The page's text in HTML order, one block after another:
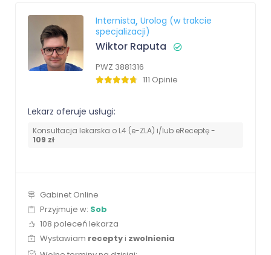
Internista Urolog (w trakcie
specjalizacji)
Wiktor Raputa
PWZ 3881316
111 Opinie
Lekarz oferuje usługi:
Konsultacja lekarska o L4 (e-ZLA) i/lub eReceptę -
109 zł
Gabinet Online
Przyjmuje w: Sob
108 poleceń lekarza
Wystawiam receptyi zwolnienia